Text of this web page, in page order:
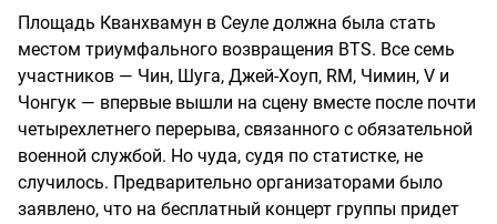
Площадь Кванхвамун в Сеуле должна была стать
местом триумфального возвращения BTS. Все семь
участников — Чин, Шуга, Джей-Хоуп, RM, Чимин, V и
Чонгук — впервые вышли на сцену вместе после почти
четырехлетнего перерыва, связанного с обязательной
военной службой. Но чуда, судя по статистке, не
случилось. Предварительно организаторами было
заявлено, что на бесплатный концерт группы придет